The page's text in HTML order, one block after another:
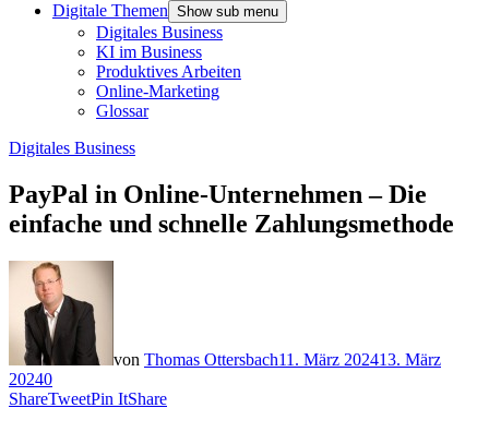
Digitale Themen Show sub menu
Digitales Business
KI im Business
Produktives Arbeiten
Online-Marketing
Glossar
Digitales Business
PayPal in Online-Unternehmen – Die
einfache und schnelle Zahlungsmethode
von Thomas Ottersbach11. März 202413. März
20240
ShareTweetPin ItShare